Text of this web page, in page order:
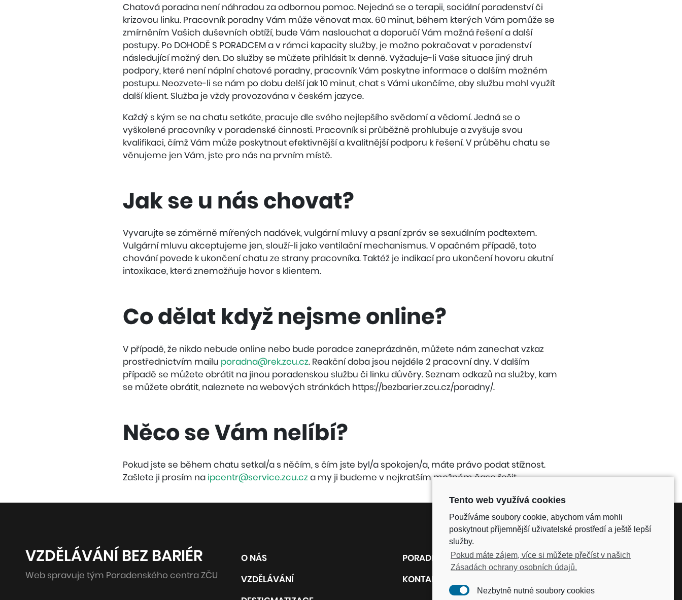
Chatová poradna není náhradou za odbornou pomoc. Nejedná se o terapii, sociální poradenství či
krizovou linku. Pracovník poradny Vám může věnovat max. 60 minut, během kterých Vám pomůže se
zmírněním Vašich duševních obtíží, bude Vám naslouchat a doporučí Vám možná řešení a další
postupy. Po DOHODĚ S PORADCEM a v rámci kapacity služby, je možno pokračovat v poradenství
následující možný den. Do služby se můžete přihlásit 1x denně. Vyžaduje-li Vaše situace jiný druh
podpory, které není náplní chatové poradny, pracovník Vám poskytne informace o dalším možném
postupu. Neozvete-li se nám po dobu delší jak 10 minut, chat s Vámi ukončíme, aby službu mohl využít
další klient. Služba je vždy provozována v českém jazyce.
Každý s kým se na chatu setkáte, pracuje dle svého nejlepšího svědomí a vědomí. Jedná se o
vyškolené pracovníky v poradenské činnosti. Pracovník si průběžně prohlubuje a zvyšuje svou
kvalifikaci, čímž Vám může poskytnout efektivnější a kvalitnější podporu k řešení. V průběhu chatu se
věnujeme jen Vám, jste pro nás na prvním místě.
Jak se u nás chovat?
Vyvarujte se záměrně mířených nadávek, vulgární mluvy a psaní zpráv se sexuálním podtextem.
Vulgární mluvu akceptujeme jen, slouží-li jako ventilační mechanismus. V opačném případě, toto
chování povede k ukončení chatu ze strany pracovníka. Taktéž je indikací pro ukončení hovoru akutní
intoxikace, která znemožňuje hovor s klientem.
Co dělat když nejsme online?
V případě, že nikdo nebude online nebo bude poradce zaneprázdněn, můžete nám zanechat vzkaz
prostřednictvím mailu poradna@rek.zcu.cz. Reakční doba jsou nejdéle 2 pracovní dny. V dalším
případě se můžete obrátit na jinou poradenskou službu či linku důvěry. Seznam odkazů na služby, kam
se můžete obrátit, naleznete na webových stránkách https://bezbarier.zcu.cz/poradny/.
Něco se Vám nelíbí?
Pokud jste se během chatu setkal/a s něčím, s čím jste byl/a spokojen/a, máte právo podat stížnost.
Zašlete ji prosím na ipcentr@service.zcu.cza my ji budeme v nejkratším možném čase řešit.
VZDĚLÁVÁNÍ BEZ BARIÉR
Web spravuje tým Poradenského centra ZČU
O NÁS
VZDĚLÁVÁNÍ
PORADNY
KONTAKT
Tento web využívá cookies
Používáme soubory cookie, abychom vám mohli
poskytnout příjemnější uživatelské prostředí a ještě lepší
služby.
Pokud máte zájem, více si můžete přečíst v našich
Zásadách ochrany osobních údajů.
Nezbytně nutné soubory cookies